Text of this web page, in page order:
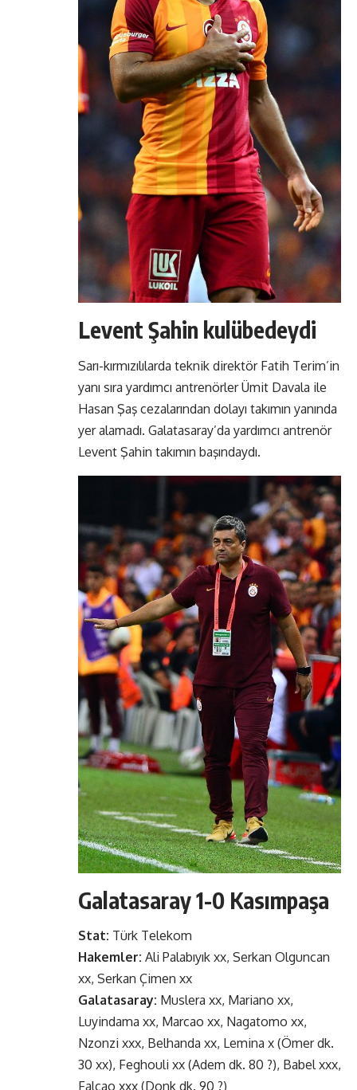
Levent Şahin kulübedeydi
Sarı-kırmızılılarda teknik direktör Fatih Terim’in
yanı sıra yardımcı antrenörler Ümit Davala ile
Hasan Şaş cezalarından dolayı takımın yanında
yer alamadı. Galatasaray’da yardımcı antrenör
Levent Şahin takımın başındaydı.
Galatasaray 1-0 Kasımpaşa
Stat: Türk Telekom
Hakemler: Ali Palabıyık xx, Serkan Olguncan
xx, Serkan Çimen xx
Galatasaray: Muslera xx, Mariano xx,
Luyindama xx, Marcao xx, Nagatomo xx,
Nzonzi xxx, Belhanda xx, Lemina x (Ömer dk.
30 xx), Feghouli xx (Adem dk. 80 ?), Babel xxx,
Falcao xxx (Donk dk. 90 ?)